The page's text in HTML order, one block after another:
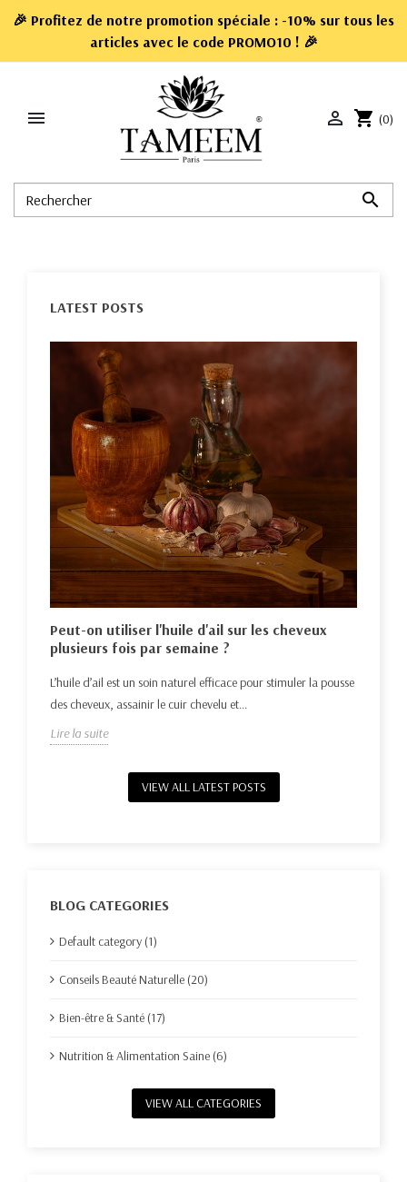
🎉 Profitez de notre promotion spéciale : -10% sur tous les
articles avec le code PROMO10 ! 🎉


 shopping_cart (0)
LATEST POSTS
Peut-on utiliser l'huile d'ail sur les cheveux
plusieurs fois par semaine ?
L’huile d’ail est un soin naturel efficace pour stimuler la pousse
des cheveux, assainir le cuir chevelu et...
Lire la suite
VIEW ALL LATEST POSTS
BLOG CATEGORIES
Default category (1)
Conseils Beauté Naturelle (20)
Bien-être & Santé (17)
Nutrition & Alimentation Saine (6)
VIEW ALL CATEGORIES